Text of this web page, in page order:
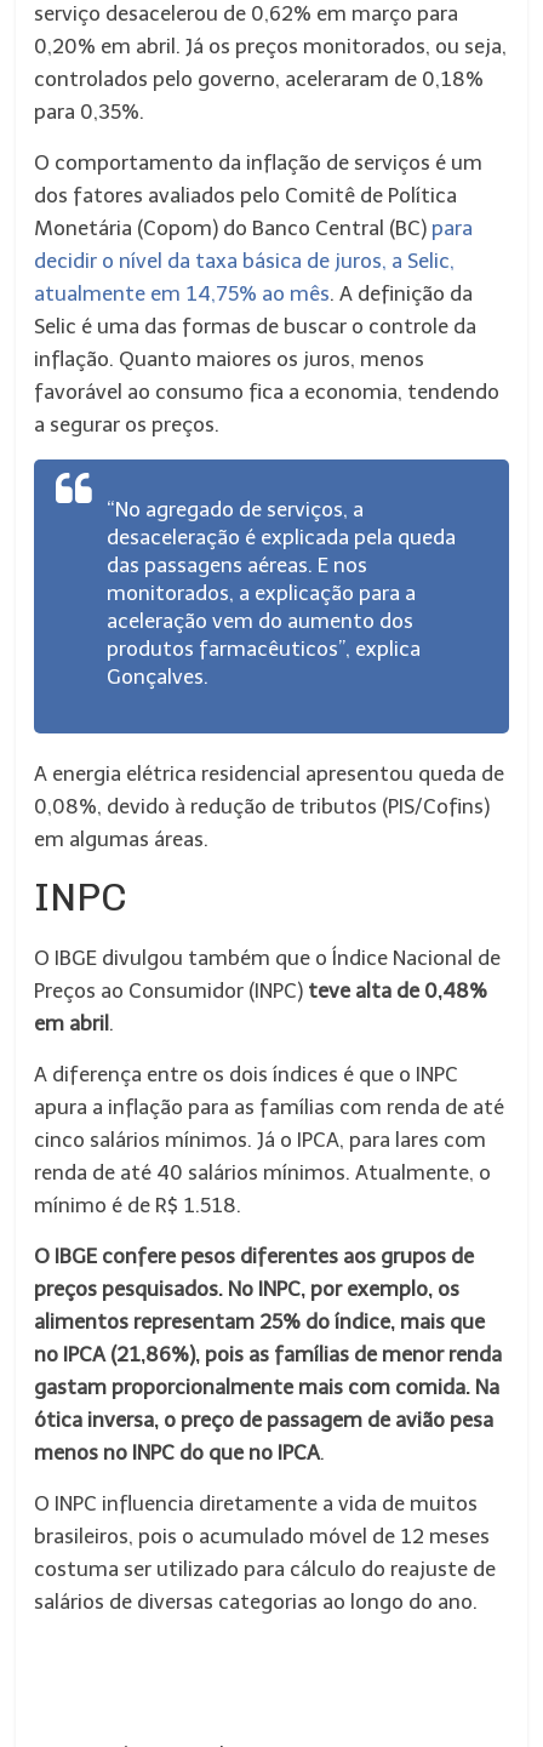
serviço desacelerou de 0,62% em março para
0,20% em abril. Já os preços monitorados, ou seja,
controlados pelo governo, aceleraram de 0,18%
para 0,35%.
O comportamento da inflação de serviços é um
dos fatores avaliados pelo Comitê de Política
Monetária (Copom) do Banco Central (BC) para
decidir o nível da taxa básica de juros, a Selic,
atualmente em 14,75% ao mês. A definição da
Selic é uma das formas de buscar o controle da
inflação. Quanto maiores os juros, menos
favorável ao consumo fica a economia, tendendo
a segurar os preços.
“No agregado de serviços, a
desaceleração é explicada pela queda
das passagens aéreas. E nos
monitorados, a explicação para a
aceleração vem do aumento dos
produtos farmacêuticos”, explica
Gonçalves.
A energia elétrica residencial apresentou queda de
0,08%, devido à redução de tributos (PIS/Cofins)
em algumas áreas.
INPC
O IBGE divulgou também que o Índice Nacional de
Preços ao Consumidor (INPC) teve alta de 0,48%
em abril .
A diferença entre os dois índices é que o INPC
apura a inflação para as famílias com renda de até
cinco salários mínimos. Já o IPCA, para lares com
renda de até 40 salários mínimos. Atualmente, o
mínimo é de R$ 1.518.
O IBGE confere pesos diferentes aos grupos de
preços pesquisados. No INPC, por exemplo, os
alimentos representam 25% do índice, mais que
no IPCA (21,86%), pois as famílias de menor renda
gastam proporcionalmente mais com comida. Na
ótica inversa, o preço de passagem de avião pesa
menos no INPC do que no IPCA.
O INPC influencia diretamente a vida de muitos
brasileiros, pois o acumulado móvel de 12 meses
costuma ser utilizado para cálculo do reajuste de
salários de diversas categorias ao longo do ano.